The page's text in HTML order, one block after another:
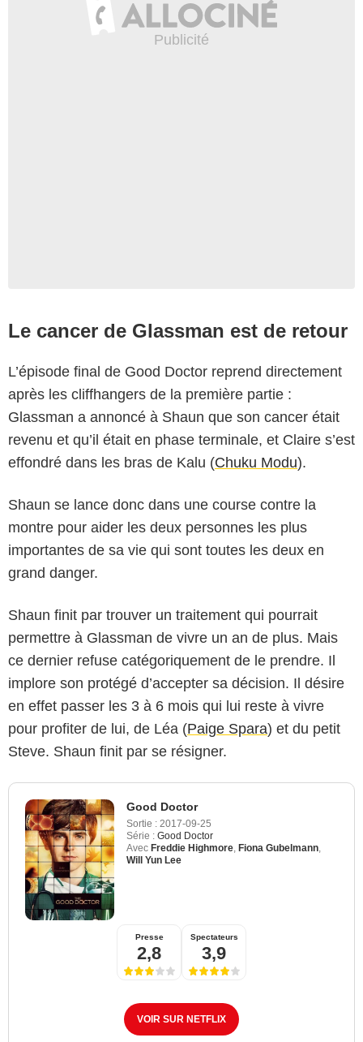
Le cancer de Glassman est de retour
L’épisode final de Good Doctor reprend directement
après les cliffhangers de la première partie :
Glassman a annoncé à Shaun que son cancer était
revenu et qu’il était en phase terminale, et Claire s’est
effondré dans les bras de Kalu (Chuku Modu).
Shaun se lance donc dans une course contre la
montre pour aider les deux personnes les plus
importantes de sa vie qui sont toutes les deux en
grand danger.
Shaun finit par trouver un traitement qui pourrait
permettre à Glassman de vivre un an de plus. Mais
ce dernier refuse catégoriquement de le prendre. Il
implore son protégé d’accepter sa décision. Il désire
en effet passer les 3 à 6 mois qui lui reste à vivre
pour profiter de lui, de Léa (Paige Spara) et du petit
Steve. Shaun finit par se résigner.
Good Doctor
Sortie : 2017-09-25
Série : Good Doctor
Avec Freddie Highmore Fiona Gubelmann
Will Yun Lee
Presse
2,8
Spectateurs
3,9
VOIR SUR NETFLIX